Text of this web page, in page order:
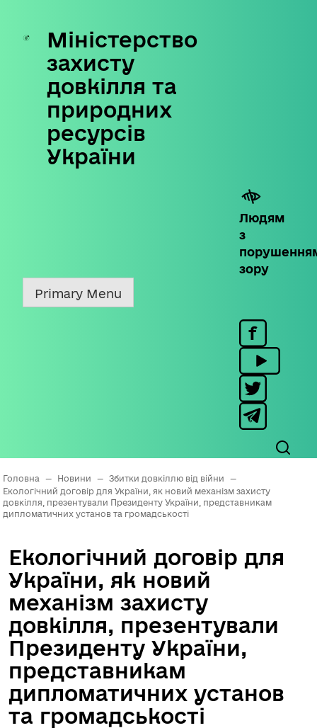
Skip
content
Міністерство
захисту
довкілля та
природних
ресурсів
України
Людям
з
зору
Primary Menu
Головна — Новини — Збитки довкіллю від війни
—
Екологічний договір для України, як новий механізм захисту
довкілля, презентували Президенту України, представникам
дипломатичних установ та громадськості
Екологічний договір для
України, як новий
механізм захисту
довкілля, презентували
Президенту України,
представникам
дипломатичних установ
та громадськості